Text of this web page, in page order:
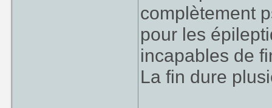
complètement
pour les
incapables de
La fin dure